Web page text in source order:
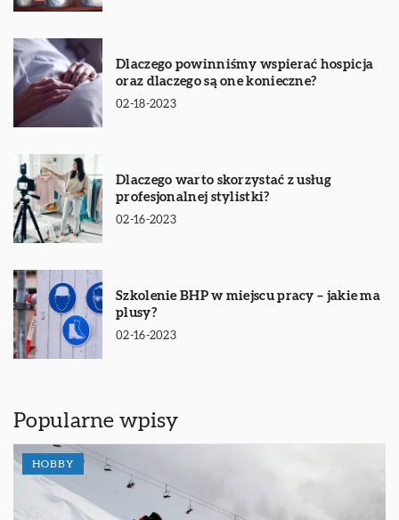
Dlaczego powinniśmy wspierać hospicja
oraz dlaczego są one konieczne?
02-18-2023
Dlaczego warto skorzystać z usług
profesjonalnej stylistki?
02-16-2023
Szkolenie BHP w miejscu pracy – jakie ma
plusy?
02-16-2023
Popularne wpisy
HOBBY